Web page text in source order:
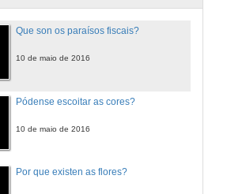
Que son os paraísos fiscais?
10 de maio de 2016
Pódense escoitar as cores?
10 de maio de 2016
Por que existen as flores?